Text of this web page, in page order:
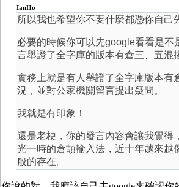
IanHo
所以我也希望你不要什麼都憑你自己
必要的時候你可以先google看看是不
言舉證了全字庫的版本有倉三、五混
實務上就是有人舉證了全字庫版本有
況，並對公家機關留言提出疑問。
我就是有印象！
還是老梗，你的發言內容會讓我覺得
光一時的倉頡輸入法，近十年越來越
般的存在。